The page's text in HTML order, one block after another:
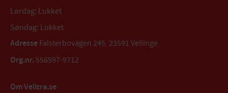
Lørdag: Lukket
Søndag: Lukket
Adresse Falsterbovägen 245, 23591 Vellinge
Org.nr. 556597-9712
Om Velltra.se